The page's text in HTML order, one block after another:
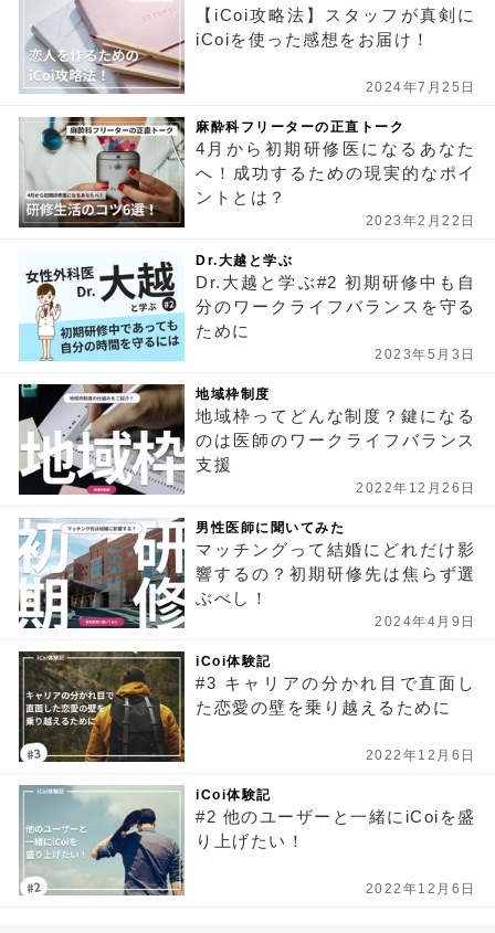
【iCoi攻略法】スタッフが真剣に
iCoiを使った感想をお届け！
2024年7月25日
麻酔科フリーターの正直トーク
4月から初期研修医になるあなた
へ！成功するための現実的なポイ
ントとは？
2023年2月22日
Dr.大越と学ぶ
Dr.大越と学ぶ#2 初期研修中も自
分のワークライフバランスを守る
ために
2023年5月3日
地域枠制度
地域枠ってどんな制度？鍵になる
のは医師のワークライフバランス
支援
2022年12月26日
男性医師に聞いてみた
マッチングって結婚にどれだけ影
響するの？初期研修先は焦らず選
ぶべし！
2024年4月9日
iCoi体験記
#3 キャリアの分かれ目で直面し
た恋愛の壁を乗り越えるために
2022年12月6日
iCoi体験記
#2 他のユーザーと一緒にiCoiを盛
り上げたい！
2022年12月6日